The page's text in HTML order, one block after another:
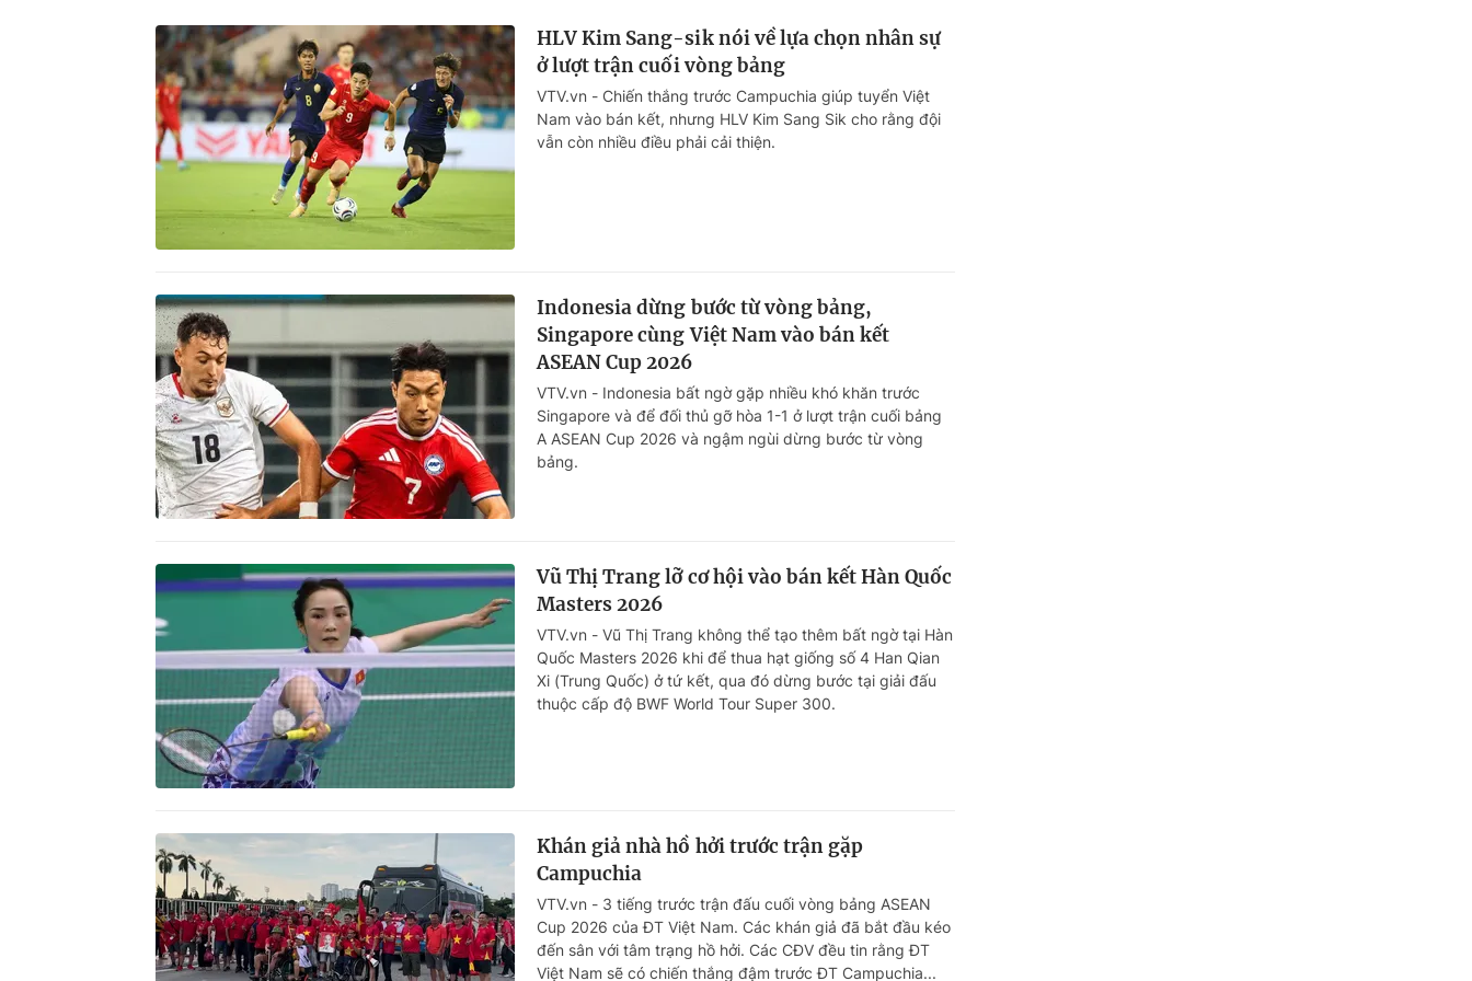
HLV Kim Sang-sik nói về lựa chọn nhân sự
ở lượt trận cuối vòng bảng
VTV.vn - Chiến thắng trước Campuchia giúp tuyển Việt
Nam vào bán kết, nhưng HLV Kim Sang Sik cho rằng đội
vẫn còn nhiều điều phải cải thiện.
Indonesia dừng bước từ vòng bảng,
Singapore cùng Việt Nam vào bán kết
ASEAN Cup 2026
VTV.vn - Indonesia bất ngờ gặp nhiều khó khăn trước
Singapore và để đối thủ gỡ hòa 1-1 ở lượt trận cuối bảng
A ASEAN Cup 2026 và ngậm ngùi dừng bước từ vòng
bảng.
Vũ Thị Trang lỡ cơ hội vào bán kết Hàn Quốc
Masters 2026
VTV.vn - Vũ Thị Trang không thể tạo thêm bất ngờ tại Hàn
Quốc Masters 2026 khi để thua hạt giống số 4 Han Qian
Xi (Trung Quốc) ở tứ kết, qua đó dừng bước tại giải đấu
thuộc cấp độ BWF World Tour Super 300.
Khán giả nhà hồ hởi trước trận gặp
Campuchia
VTV.vn - 3 tiếng trước trận đấu cuối vòng bảng ASEAN
Cup 2026 của ĐT Việt Nam. Các khán giả đã bắt đầu kéo
đến sân với tâm trạng hồ hởi. Các CĐV đều tin rằng ĐT
Việt Nam sẽ có chiến thắng đậm trước ĐT Campuchia...